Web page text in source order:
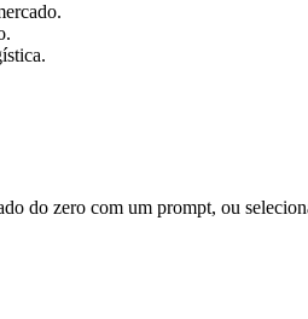
zero com um prompt, ou